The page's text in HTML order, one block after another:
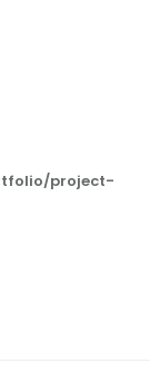
project-